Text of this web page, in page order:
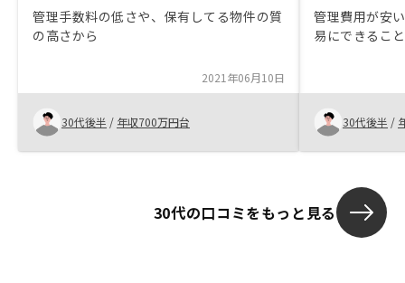
管理手数料の低さや、保有してる物件の質
の高さから
2021年06月10日
30代後半 / 年収700万円台
管理費用が安
易にできるこ
30代後半 /
30代の口コミをもっと見る